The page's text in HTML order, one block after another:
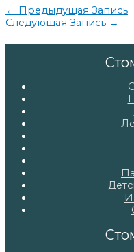
Навигация
по
← Предыдущая Запись
Следующая Запись →